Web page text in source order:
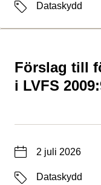
EtiketterDataskydd
Förslag till
i LVFS
Typ av sida
Datum2 juli 2026
EtiketterDataskydd